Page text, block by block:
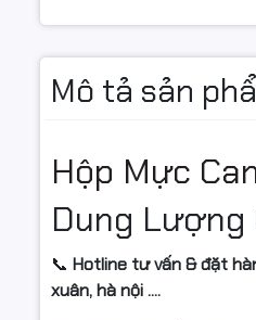
Mô tả sản
Hộp Mực
Dung Lượng
📞 Hotline tư vấn & đặt
xuân, hà nội ....